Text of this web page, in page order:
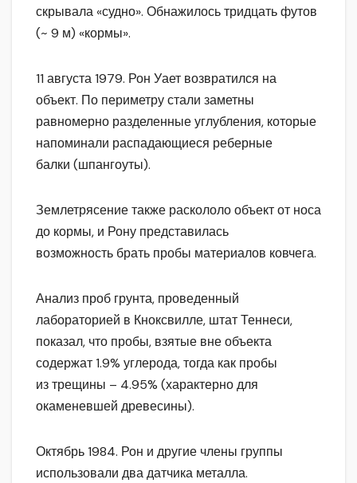
скрывала «судно». Обнажилось тридцать футов
(~ 9 м) «кормы».
11 августа 1979. Рон Уает возвратился на
объект. По периметру стали заметны
равномерно разделенные углубления, которые
напоминали распадающиеся реберные
балки (шпангоуты).
Землетрясение также раскололо объект от носа
до кормы, и Рону представилась
возможность брать пробы материалов ковчега.
Анализ проб грунта, проведенный
лабораторией в Кноксвилле, штат Теннеси,
показал, что пробы, взятые вне объекта
содержат 1.9% углерода, тогда как пробы
из трещины – 4.95% (характерно для
окаменевшей древесины).
Октябрь 1984. Рон и другие члены группы
использовали два датчика металла.